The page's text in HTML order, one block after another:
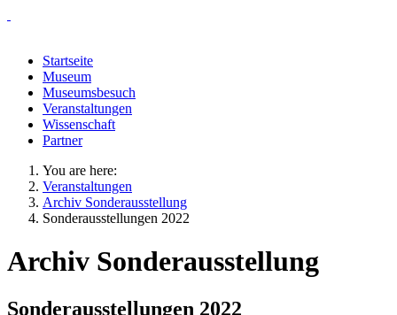
Startseite
Museum
Museumsbesuch
Veranstaltungen
Wissenschaft
Partner
You are here:
Veranstaltungen
Archiv Sonderausstellung
Sonderausstellungen 2022
Archiv Sonderausstellung
Sonderausstellungen 2022